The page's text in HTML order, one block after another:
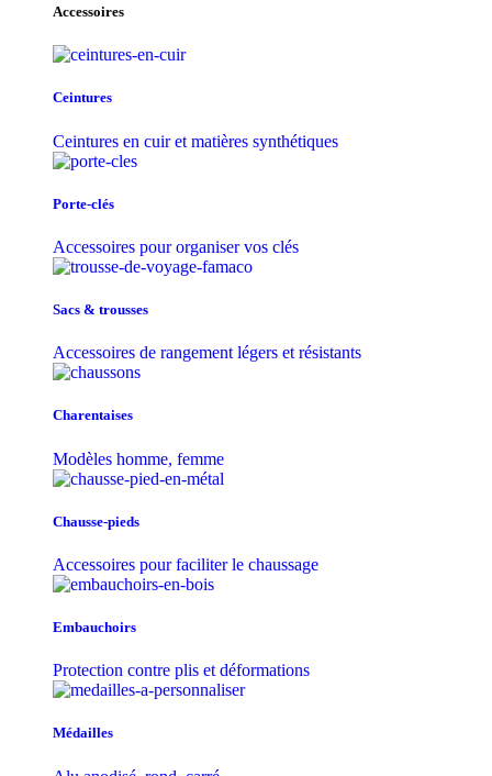
Accessoires
Ceintures
Ceintures en cuir et matières synthétiques
Porte-clés
Accessoires pour organiser vos clés
Sacs & trousse​s
Accessoires de rangement légers et résistants
Charentaises
Modèles homme, femme
Chausse-pieds
Accessoires pour faciliter le chaussage
Embauchoirs
Protection contre plis et déformations
Médailles